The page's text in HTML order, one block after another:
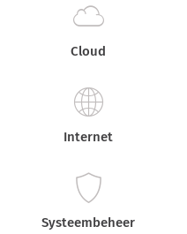
Cloud
Internet
Systeembeheer